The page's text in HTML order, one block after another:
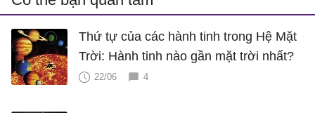
Thứ tự của các hành tinh trong Hệ Mặt
Trời: Hành tinh nào gần mặt trời nhất?
22/06 4